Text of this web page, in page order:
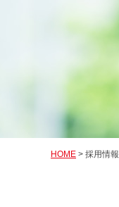
HOME > 採用情報